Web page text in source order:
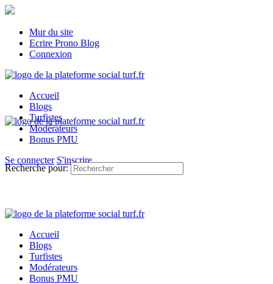
Mur du site
Ecrire Prono Blog
Connexion
Accueil
Blogs
Turfistes
Modérateurs
Bonus PMU
Se connecter S'inscrire
Recherche pour:
Accueil
Blogs
Turfistes
Modérateurs
Bonus PMU